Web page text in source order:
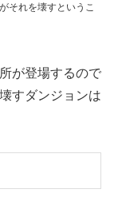
それを壊すというこ
が登場するので
すダンジョンは